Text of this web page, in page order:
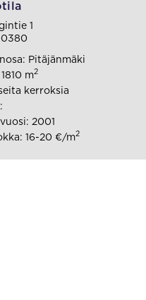
1
Pitäjänmäki
m2
kerroksia
2001
16-20 €/m2